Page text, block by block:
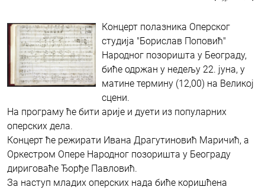
Концерт полазника Оперског
студија "Борислав Поповић"
Народног позоришта у Београду,
биће одржан у недељу 22. јуна, у
матине термину (12,00) на Великој
сцени.
На програму ће бити арије и дуети из популарних
оперских дела.
Концерт ће режирати Ивана Драгутиновић Маричић, а
Оркестром Опере Народног позоришта у Београду
дириговаће Ђорђе Павловић.
За наступ младих оперских нада биће коришћена